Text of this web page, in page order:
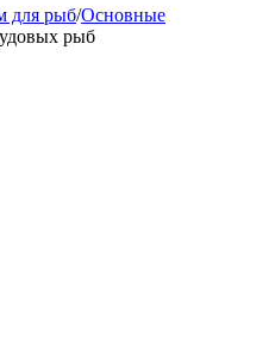
для рыб/Основные
рыб